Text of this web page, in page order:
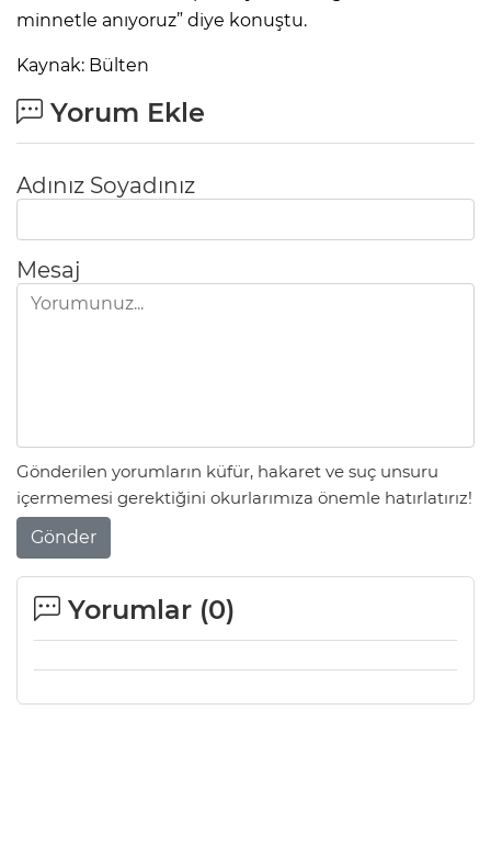
minnetle anıyoruz” diye konuştu.
Kaynak: Bülten
Yorum Ekle
Adınız Soyadınız
Mesaj
Gönderilen yorumların küfür, hakaret ve suç unsuru
içermemesi gerektiğini okurlarımıza önemle hatırlatırız!
Gönder
Yorumlar (0)